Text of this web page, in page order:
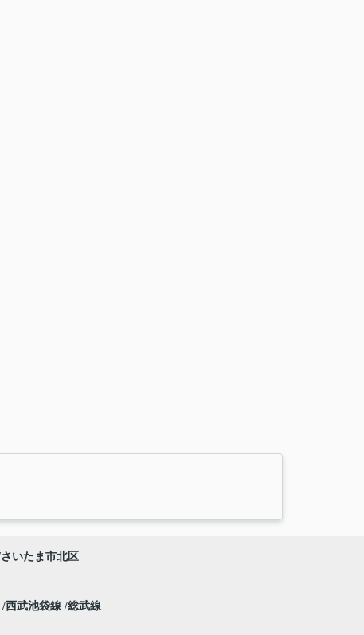
さいたま市北区
西武池袋線 総武線